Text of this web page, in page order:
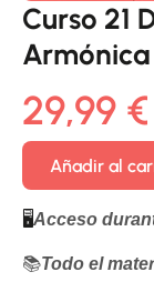
Curso 21
Armónica
29,99 €
Añadir al
🖥️Acceso
📚Todo el